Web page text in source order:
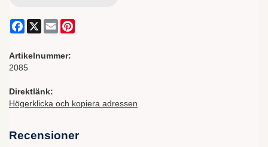
Facebook
X Email
Artikelnummer:
2085
Direktlänk:
Högerklicka och kopiera adressen
Recensioner